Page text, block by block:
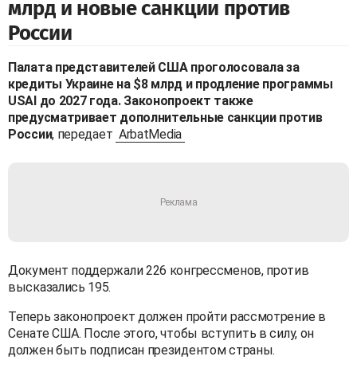
млрд и новые санкции против
России
Палата представителей США проголосовала за
кредиты Украине на $8 млрд и продление программы
USAI до 2027 года. Законопроект также
предусматривает дополнительные санкции против
России, передает ArbatMedia
Документ поддержали 226 конгрессменов, против
высказались 195.
Теперь законопроект должен пройти рассмотрение в
Сенате США. После этого, чтобы вступить в силу, он
должен быть подписан президентом страны.